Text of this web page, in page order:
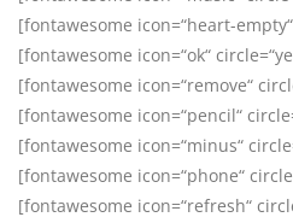
[fontawesome icon=“heart-
[fontawesome icon=“ok“
[fontawesome icon=“remove“
[fontawesome icon=“pencil“
[fontawesome icon=“minus“
[fontawesome icon=“phone“
[fontawesome icon=“refresh“